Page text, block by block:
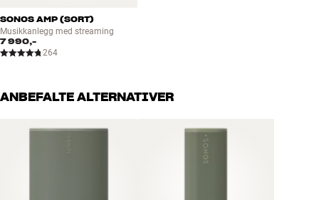
SONOS AMP (SORT)
Musikkanlegg med streaming
7 990,-
264
ANBEFALTE ALTERNATIVER